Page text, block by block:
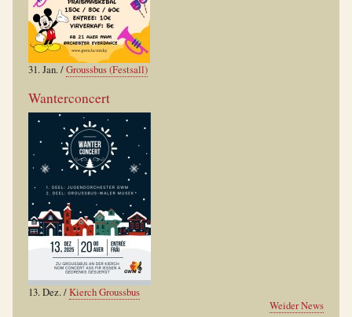
31. Jan./Groussbus (Festsall)
Wanterconcert
13. Dez./Kierch Groussbus
Weider News